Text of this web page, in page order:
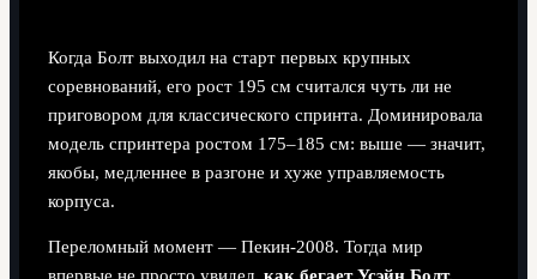
Когда Болт выходил на старт первых крупных
соревнований, его рост 195 см считался чуть ли не
приговором для классического спринта. Доминировала
модель спринтера ростом 175–185 см: выше — значит,
якобы, медленнее в разгоне и хуже управляемость
корпуса.
Переломный момент — Пекин‑2008. Тогда мир